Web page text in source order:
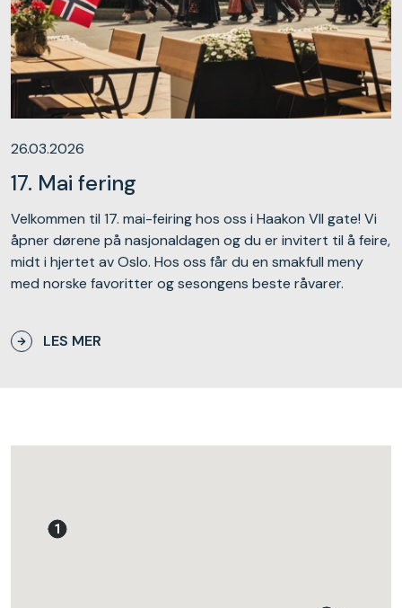
26.03.2026
17. Mai fering
Velkommen til 17. mai-feiring hos oss i Haakon VII gate! Vi
åpner dørene på nasjonaldagen og du er invitert til å feire,
midt i hjertet av Oslo. Hos oss får du en smakfull meny
med norske favoritter og sesongens beste råvarer.
LES MER
1